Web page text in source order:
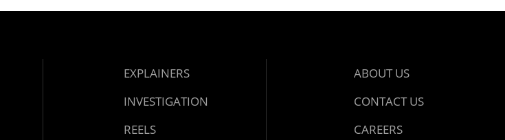
EXPLAINERS
INVESTIGATION
REELS
ABOUT US
CONTACT US
CAREERS